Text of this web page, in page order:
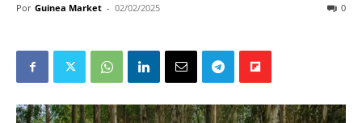
Por Guinea Market - 02/02/2025 0